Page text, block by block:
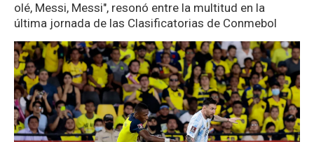
olé, Messi, Messi", resonó entre la multitud en la
última jornada de las Clasificatorias de Conmebol